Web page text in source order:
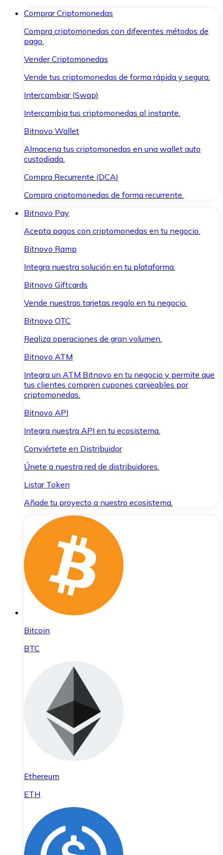
Comprar Criptomonedas
Compra criptomonedas con diferentes métodos de
pago.
Vender Criptomonedas
Vende tus criptomonedas de forma rápida y segura.
Intercambiar (Swap)
Intercambia tus criptomonedas al instante.
Bitnovo Wallet
Almacena tus criptomonedas en una wallet auto
custodiada.
Compra Recurrente (DCA)
Compra criptomonedas de forma recurrente.
Bitnovo Pay
Acepta pagos con criptomonedas en tu negocio.
Bitnovo Ramp
Integra nuestra solución en tu plataforma.
Bitnovo Giftcards
Vende nuestras tarjetas regalo en tu negocio.
Bitnovo OTC
Realiza operaciones de gran volumen.
Bitnovo ATM
Integra un ATM Bitnovo en tu negocio y permite que
tus clientes compren cupones canjeables por
criptomonedas.
Bitnovo API
Integra nuestra API en tu ecosistema.
Conviértete en Distribuidor
Únete a nuestra red de distribuidores.
Listar Token
Añade tu proyecto a nuestro ecosistema.
Bitcoin
BTC
Ethereum
ETH